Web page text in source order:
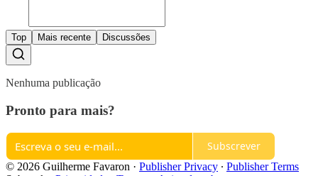
Top Mais recente Discussões
Nenhuma publicação
Pronto para mais?
Subscrever
© 2026 Guilherme Favaron · Publisher Privacy ∙ Publisher Terms